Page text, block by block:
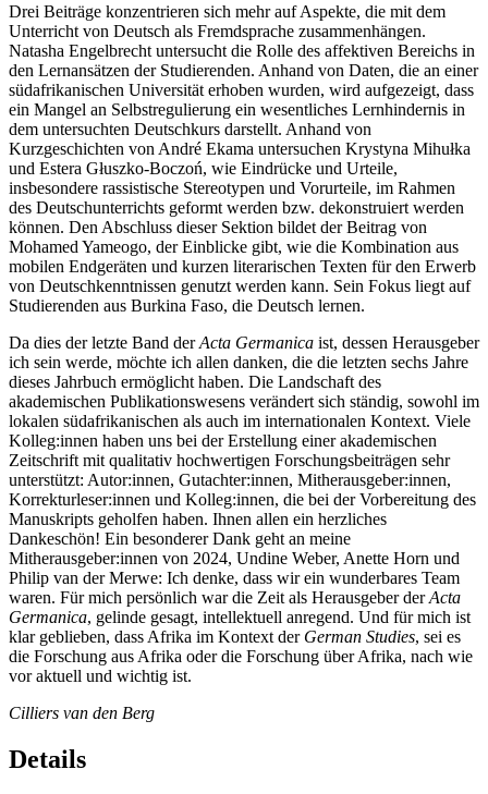
Drei Beiträge konzentrieren sich mehr auf Aspekte, die mit dem
Unterricht von Deutsch als Fremdsprache zusammenhängen.
Natasha Engelbrecht untersucht die Rolle des affektiven Bereichs in
den Lernansätzen der Studierenden. Anhand von Daten, die an einer
südafrikanischen Universität erhoben wurden, wird aufgezeigt, dass
ein Mangel an Selbstregulierung ein wesentliches Lernhindernis in
dem untersuchten Deutschkurs darstellt. Anhand von
Kurzgeschichten von André Ekama untersuchen Krystyna Mihułka
und Estera Głuszko-Boczoń, wie Eindrücke und Urteile,
insbesondere rassistische Stereotypen und Vorurteile, im Rahmen
des Deutschunterrichts geformt werden bzw. dekonstruiert werden
können. Den Abschluss dieser Sektion bildet der Beitrag von
Mohamed Yameogo, der Einblicke gibt, wie die Kombination aus
mobilen Endgeräten und kurzen literarischen Texten für den Erwerb
von Deutschkenntnissen genutzt werden kann. Sein Fokus liegt auf
Studierenden aus Burkina Faso, die Deutsch lernen.
Da dies der letzte Band derActa Germanica ist, dessen Herausgeber
ich sein werde, möchte ich allen danken, die die letzten sechs Jahre
dieses Jahrbuch ermöglicht haben. Die Landschaft des
akademischen Publikationswesens verändert sich ständig, sowohl im
lokalen südafrikanischen als auch im internationalen Kontext. Viele
Kolleg:innen haben uns bei der Erstellung einer akademischen
Zeitschrift mit qualitativ hochwertigen Forschungsbeiträgen sehr
unterstützt: Autor:innen, Gutachter:innen, Mitherausgeber:innen,
Korrekturleser:innen und Kolleg:innen, die bei der Vorbereitung des
Manuskripts geholfen haben. Ihnen allen ein herzliches
Dankeschön! Ein besonderer Dank geht an meine
Mitherausgeber:innen von 2024, Undine Weber, Anette Horn und
Philip van der Merwe: Ich denke, dass wir ein wunderbares Team
waren. Für mich persönlich war die Zeit als Herausgeber derActa
Germanica, gelinde gesagt, intellektuell anregend. Und für mich ist
klar geblieben, dass Afrika im Kontext der German Studies, sei es
die Forschung aus Afrika oder die Forschung über Afrika, nach wie
vor aktuell und wichtig ist.
Cilliers van den Berg
Details